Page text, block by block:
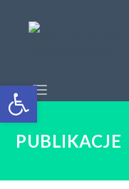
Open toolbar
PUBLIKACJE